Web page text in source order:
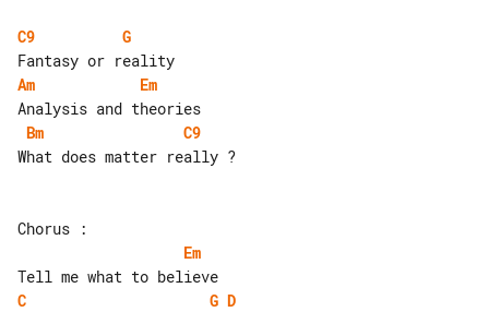
C9
G
Am
Em
Bm
C9
What does matter really ?
Em
C
G D